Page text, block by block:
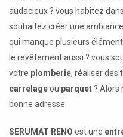
audacieux ? vous habitez
souhaitez créer une
qui manque plusieurs
le revêtement aussi ? vous
votre plomberie, réaliser des
carrelageou parquet ? Alors
bonne adresse.
SERUMAT RENO est une